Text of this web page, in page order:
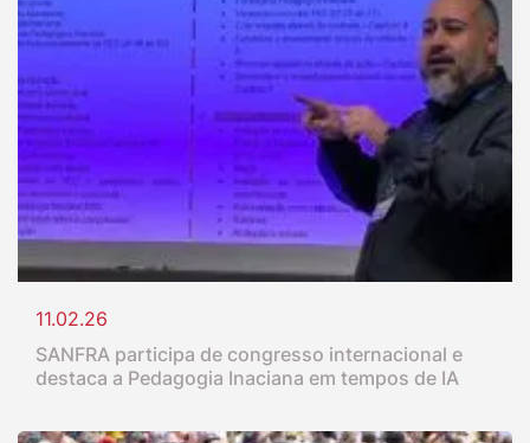
11.02.26
SANFRA participa de congresso internacional e
destaca a Pedagogia Inaciana em tempos de IA